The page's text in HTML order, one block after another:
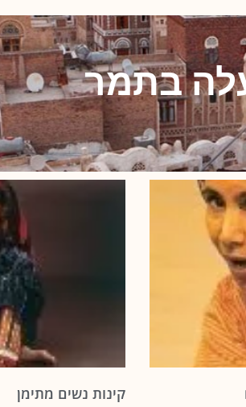
בתמר
קינות נשים מתימן